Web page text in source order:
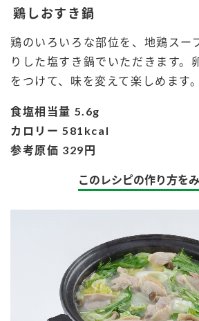
お酢ドリンク
つゆ
クイック調味料
ふりかけ
ブランド・スペシャルサイト
ブランド・スペシャルサイト トップ
Fibee（ファイビー）
くらしプラ酢
カンタン酢
お酢ドリンク
味ぽん
かおりの蔵
国内事業概要
ミツカンの歴史
環境への取り組み
水の文化センター（アーカ
ニュースリリース
鶏しおすき鍋
鶏のいろいろな部位を、地鶏スー
りした塩すき鍋でいただきます。
をつけて、味を変えて楽しめます。
食塩相当量 5.6g
カロリー 581kcal
参考原価 329円
このレシピの作り方を